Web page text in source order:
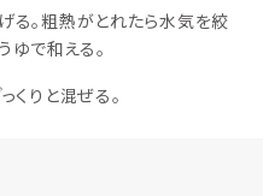
る。粗熱がとれたら水気を絞
ゆで和える。
くりと混ぜる。